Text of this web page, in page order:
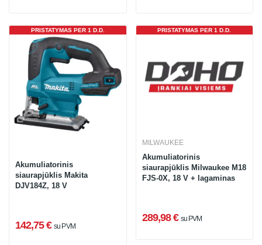
PRISTATYMAS PER 1 D.D.
Akumuliatorinis
siaurapjūklis Makita
DJV184Z, 18 V
142,75 € su PVM
PRISTATYMAS PER 1 D.D.
MILWAUKEE
Akumuliatorinis
siaurapjūklis Milwaukee M18
FJS-0X, 18 V + lagaminas
289,98 € su PVM